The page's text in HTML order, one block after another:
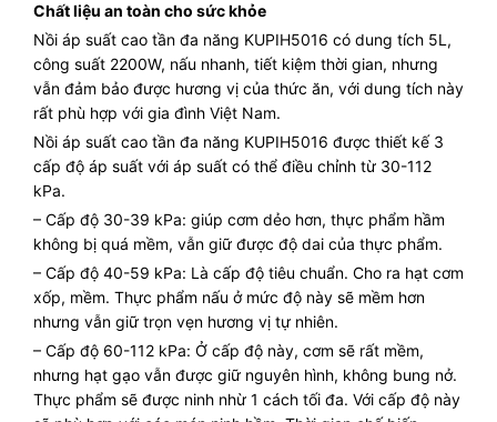
Chất liệu an toàn cho sức khỏe
Nồi áp suất cao tần đa năng KUPIH5016 có dung tích 5L,
công suất 2200W, nấu nhanh, tiết kiệm thời gian, nhưng
vẫn đảm bảo được hương vị của thức ăn, với dung tích này
rất phù hợp với gia đình Việt Nam.
Nồi áp suất cao tần đa năng KUPIH5016 được thiết kế 3
cấp độ áp suất với áp suất có thể điều chỉnh từ 30-112
kPa.
– Cấp độ 30-39 kPa: giúp cơm dẻo hơn, thực phẩm hầm
không bị quá mềm, vẫn giữ được độ dai của thực phẩm.
– Cấp độ 40-59 kPa: Là cấp độ tiêu chuẩn. Cho ra hạt cơm
xốp, mềm. Thực phẩm nấu ở mức độ này sẽ mềm hơn
nhưng vẫn giữ trọn vẹn hương vị tự nhiên.
– Cấp độ 60-112 kPa: Ở cấp độ này, cơm sẽ rất mềm,
nhưng hạt gạo vẫn được giữ nguyên hình, không bung nở.
Thực phẩm sẽ được ninh nhừ 1 cách tối đa. Với cấp độ này